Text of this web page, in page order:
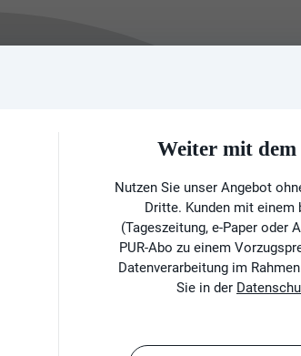
Weiter mit
Nutzen Sie unser Angebot
Dritte. Kunden mit einem
(Tageszeitung, e-Paper oder
PUR-Abo zu einem
Datenverarbeitung im
Sie in der